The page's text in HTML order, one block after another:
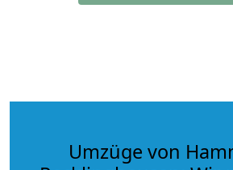
Umzüge von